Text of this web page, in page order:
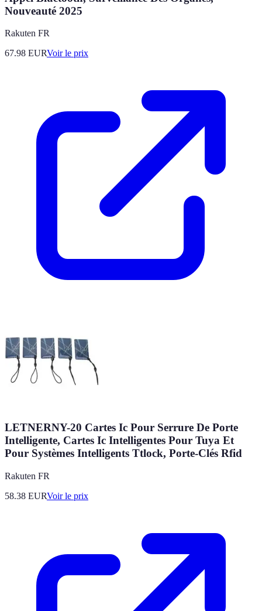
Nouveauté 2025
Rakuten FR
67.98 EURVoir le prix
LETNERNY-20 Cartes Ic Pour Serrure De Porte
Intelligente, Cartes Ic Intelligentes Pour Tuya Et
Pour Systèmes Intelligents Ttlock, Porte-Clés Rfid
Rakuten FR
58.38 EURVoir le prix